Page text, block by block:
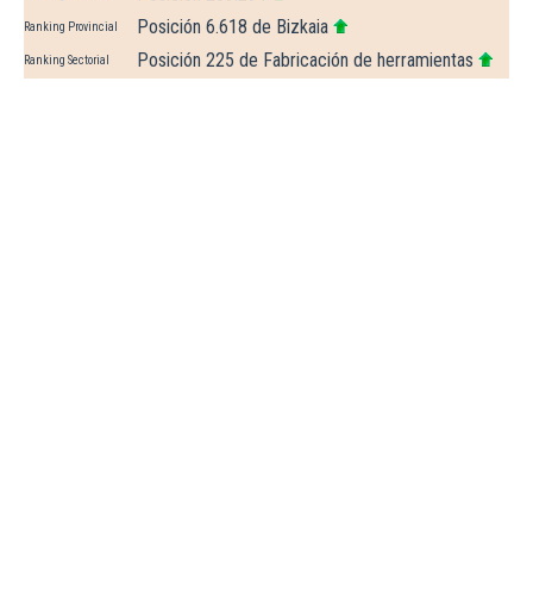
Ranking Provincial Posición 6.618 de Bizkaia
Ranking Sectorial Posición 225 de Fabricación de herramientas